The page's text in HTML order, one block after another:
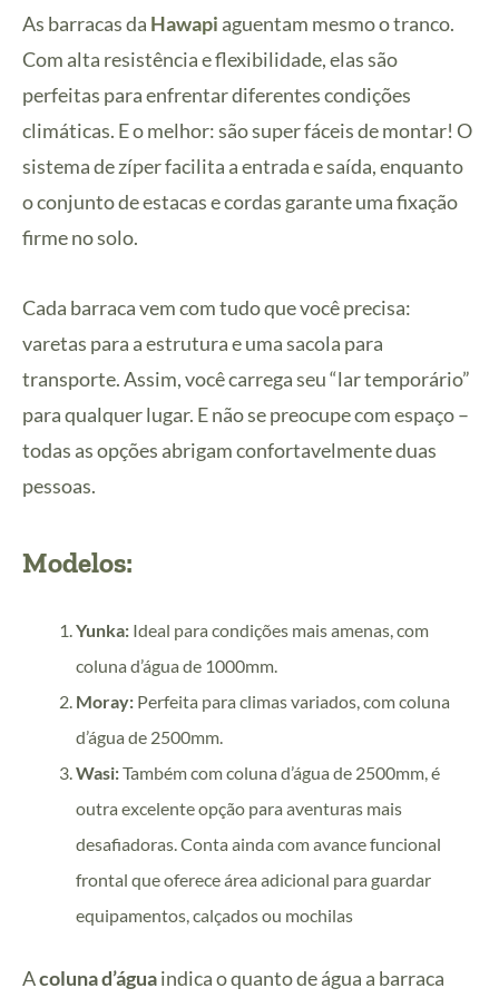
As barracas da Hawapi aguentam mesmo o tranco.
Com alta resistência e flexibilidade, elas são
perfeitas para enfrentar diferentes condições
climáticas. E o melhor: são super fáceis de montar! O
sistema de zíper facilita a entrada e saída, enquanto
o conjunto de estacas e cordas garante uma fixação
firme no solo.
Cada barraca vem com tudo que você precisa:
varetas para a estrutura e uma sacola para
transporte. Assim, você carrega seu “lar temporário”
para qualquer lugar. E não se preocupe com espaço –
todas as opções abrigam confortavelmente duas
pessoas.
Modelos:
Yunka: Ideal para condições mais amenas, com
coluna d’água de 1000mm.
Moray: Perfeita para climas variados, com coluna
d’água de 2500mm.
Wasi:Também com coluna d’água de 2500mm, é
outra excelente opção para aventuras mais
desafiadoras. Conta ainda com avance funcional
frontal que oferece área adicional para guardar
equipamentos, calçados ou mochilas
Acoluna d’águaindica o quanto de água a barraca